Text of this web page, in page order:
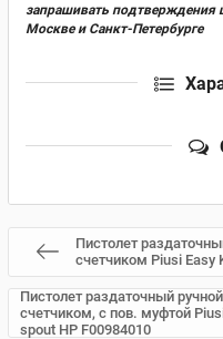
запрашивать подтверждения
Москве и Санкт-Петербурге
Пистолет
cчетчиком Piusi Easy
Пистолет раздаточный
cчетчиком, с пов. муфтой
spout HP F00984010